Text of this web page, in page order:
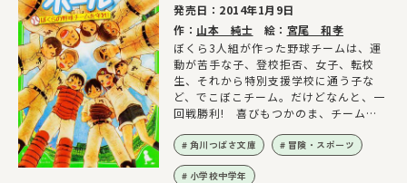
発売日： 2014年1月9日
作： 山本 純士 絵： 宮尾 和孝
ぼくら3人組が作った野球チームは、運
動が苦手な子、登校拒否、女子、転校
生、それから特別支援学校に通う子な
ど、でこぼこチーム。だけどなんと、一
回戦勝利! 喜びもつかのま、チームに
角川つばさ文庫 冒険・スポーツ
小学校中学年